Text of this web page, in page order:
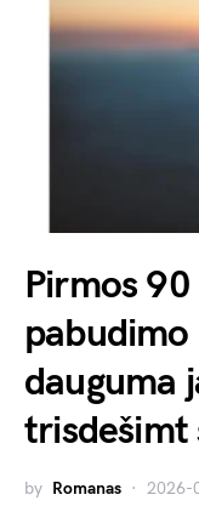
Pirmos
pabudimo
dauguma
trisdešimt
by Romanas 2026-